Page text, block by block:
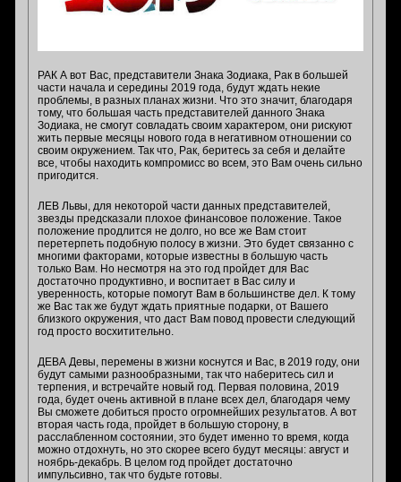
РАК А вот Вас, представители Знака Зодиака, Рак в большей
части начала и середины 2019 года, будут ждать некие
проблемы, в разных планах жизни. Что это значит, благодаря
тому, что большая часть представителей данного Знака
Зодиака, не смогут совладать своим характером, они рискуют
жить первые месяцы нового года в негативном отношении со
своим окружением. Так что, Рак, беритесь за себя и делайте
все, чтобы находить компромисс во всем, это Вам очень сильно
пригодится.
ЛЕВ Львы, для некоторой части данных представителей,
звезды предсказали плохое финансовое положение. Такое
положение продлится не долго, но все же Вам стоит
перетерпеть подобную полосу в жизни. Это будет связанно с
многими факторами, которые известны в большую часть
только Вам. Но несмотря на это год пройдет для Вас
достаточно продуктивно, и воспитает в Вас силу и
уверенность, которые помогут Вам в большинстве дел. К тому
же Вас так же будут ждать приятные подарки, от Вашего
близкого окружения, что даст Вам повод провести следующий
год просто восхитительно.
ДЕВА Девы, перемены в жизни коснутся и Вас, в 2019 году, они
будут самыми разнообразными, так что наберитесь сил и
терпения, и встречайте новый год. Первая половина, 2019
года, будет очень активной в плане всех дел, благодаря чему
Вы сможете добиться просто огромнейших результатов. А вот
вторая часть года, пройдет в большую сторону, в
расслабленном состоянии, это будет именно то время, когда
можно отдохнуть, но это скорее всего будут месяцы: август и
ноябрь-декабрь. В целом год пройдет достаточно
импульсивно, так что будьте готовы.